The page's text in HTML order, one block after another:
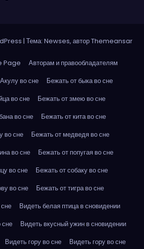
| Тема: Newses, авторThemeansar
Page
Авторам и правообладателям
Акулу во сне
Бежать от быка во сне
во сне
Бежать от змею во сне
во сне
Бежать от кита во сне
во сне
Бежать от медведя во сне
во сне
Бежать от попугая во сне
во сне
Бежать от собаку во сне
во сне
Бежать от тигра во сне
Видеть белая птица в сновидении
сне
Видеть вкусный ужин в сновидении
Видеть гору во сне
Видеть гору во сне